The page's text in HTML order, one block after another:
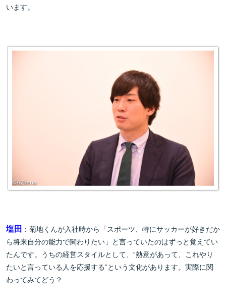
います。
塩田 ：菊地くんが入社時から「スポーツ、特にサッカーが好きだか
ら将来自分の能力で関わりたい」と言っていたのはずっと覚えてい
たんです。うちの経営スタイルとして、“熱意があって、これやり
たいと言っている人を応援する”という文化があります。実際に関
わってみてどう？